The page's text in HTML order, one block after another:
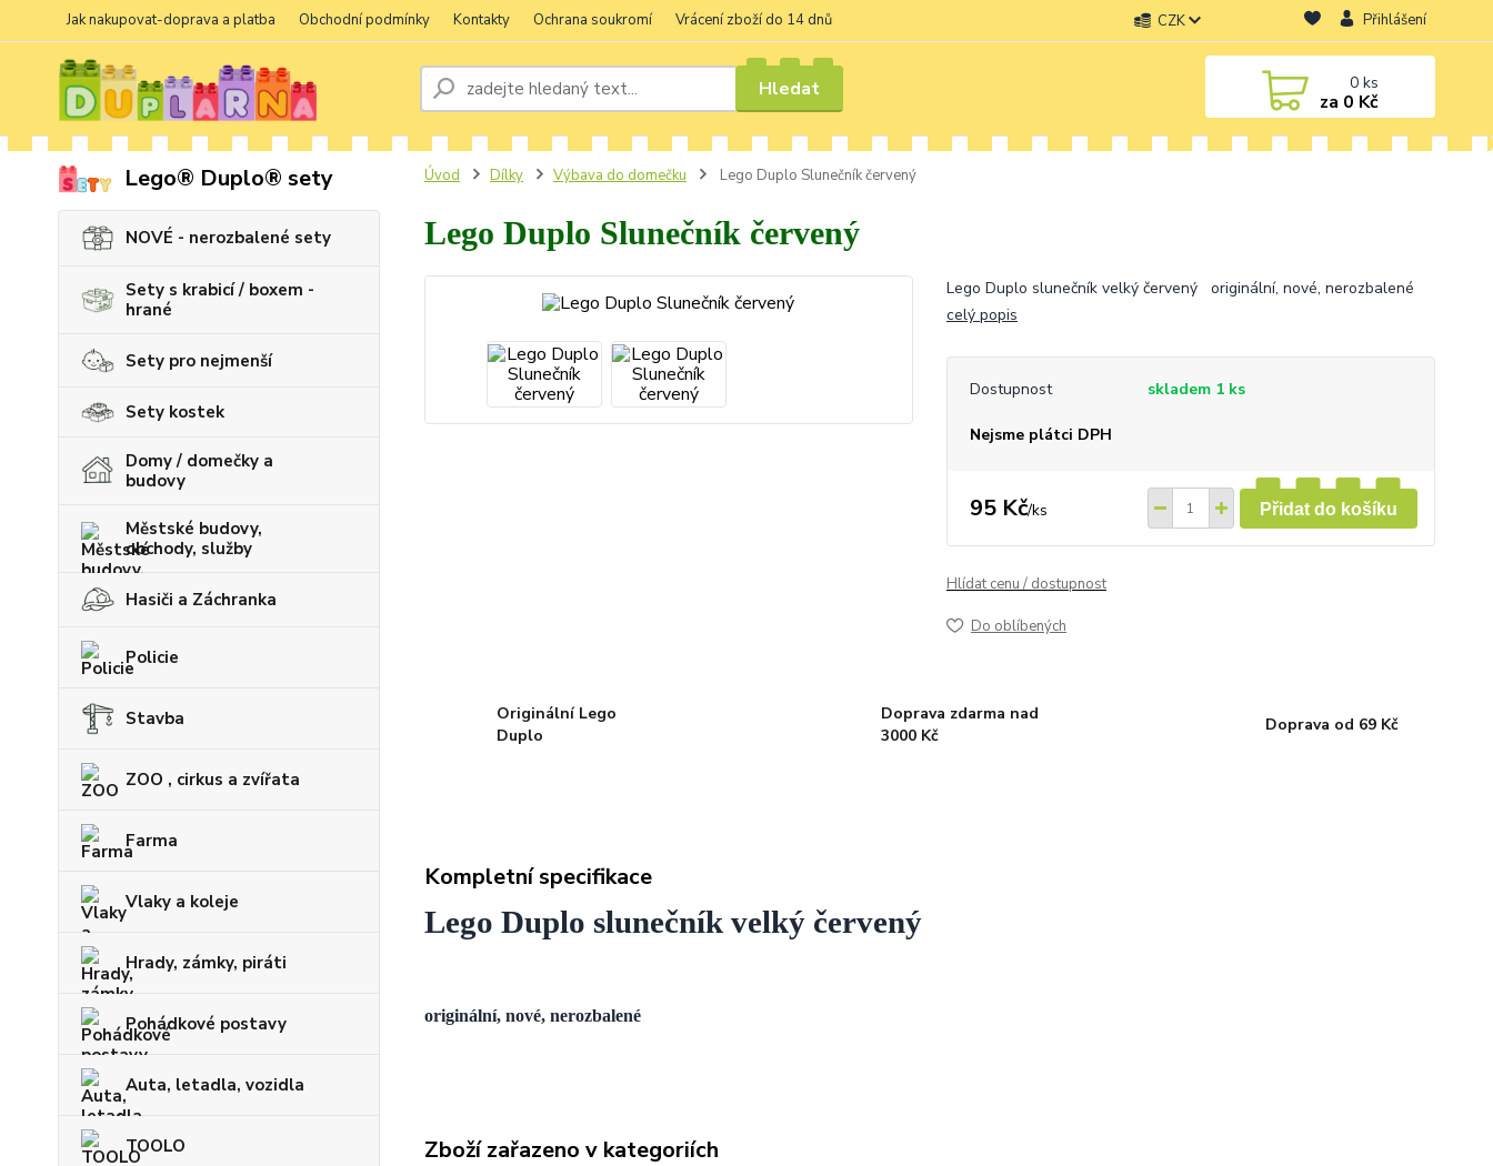
Jak nakupovat-doprava a platba Obchodní podmínky Kontakty Ochrana soukromí Vrácení zboží do 14 dnů CZK Přihlášení
Hledat 0ks
za 0 Kč
Lego® Duplo® sety
NOVÉ - nerozbalené sety
Sety s krabicí / boxem -
hrané
Sety pro nejmenší
Sety kostek
Domy / domečky a
budovy
Městské budovy,
obchody, služby
Hasiči a Záchranka
Policie
Stavba
ZOO , cirkus a zvířata
Farma
Vlaky a koleje
Hrady, zámky, piráti
Pohádkové postavy
Auta, letadla, vozidla
TOOLO
Úvod Dílky Výbava do domečku Lego Duplo Slunečník červený
Lego Duplo Slunečník červený
Lego Duplo slunečník velký červený originální, nové, nerozbalené
celý popis
Dostupnost skladem 1 ks
Nejsme plátci DPH
95 Kč/ks Přidat do košíku
Hlídat cenu / dostupnost
Do oblíbených
Originální Lego
Duplo
Doprava zdarma nad
3000 Kč
Doprava od 69 Kč
Kompletní specifikace
Lego Duplo slunečník velký červený
originální, nové, nerozbalené
Zboží zařazeno v kategoriích